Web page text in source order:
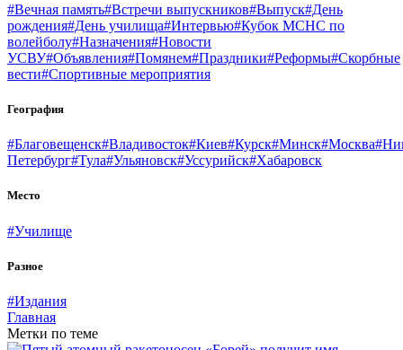
#Вечная память#Встречи выпускников#Выпуск#День
рождения#День училища#Интервью#Кубок МСНС по
волейболу#Назначения#Новости
УСВУ#Объявления#Помянем#Праздники#Реформы#Скорбные
вести#Спортивные мероприятия
География
#Благовещенск#Владивосток#Киев#Курск#Минск#Москва
Петербург#Тула#Ульяновск#Уссурийск#Хабаровск
Место
#Училище
Разное
#Издания
Главная
Метки по теме